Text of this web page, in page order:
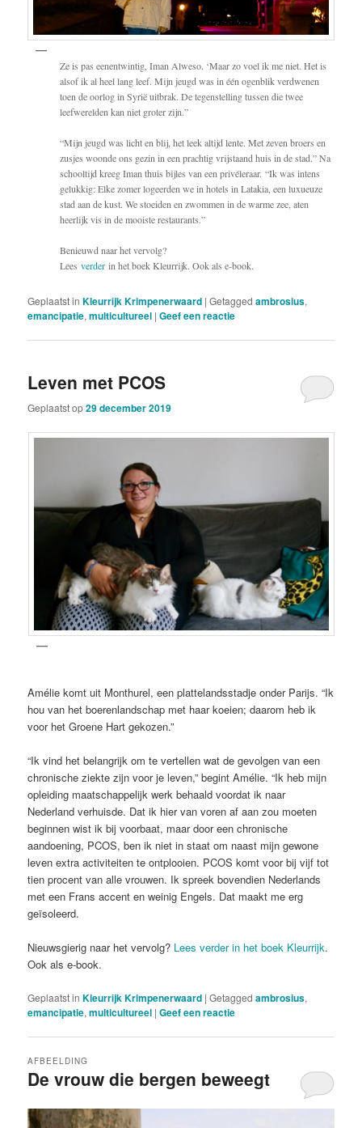
Ze is pas eenentwintig, Iman Alweso. ‘Maar zo voel ik me niet. Het is
alsof ik al heel lang leef. Mijn jeugd was in één ogenblik verdwenen
toen de oorlog in Syrië uitbrak. De tegenstelling tussen die twee
leefwerelden kan niet groter zijn.”
“Mijn jeugd was licht en blij, het leek altijd lente. Met zeven broers en
zusjes woonde ons gezin in een prachtig vrijstaand huis in de stad.” Na
schooltijd kreeg Iman thuis bijles van een privéleraar. “Ik was intens
gelukkig: Elke zomer logeerden we in hotels in Latakia, een luxueuze
stad aan de kust. We stoeiden en zwommen in de warme zee, aten
heerlijk vis in de mooiste restaurants.”
Benieuwd naar het vervolg?
Leesverder in het boek Kleurrijk. Ook als e-book.
Geplaatst in Kleurrijk Krimpenerwaard |Getagged ambrosius,
emancipatie,multicultureel |Geef een reactie
Leven met PCOS
Geplaatst op29 december 2019
Amélie komt uit Monthurel, een plattelandsstadje onder Parijs. “Ik
hou van het boerenlandschap met haar koeien; daarom heb ik
voor het Groene Hart gekozen.”
“Ik vind het belangrijk om te vertellen wat de gevolgen van een
chronische ziekte zijn voor je leven,” begint Amélie. “Ik heb mijn
opleiding maatschappelijk werk behaald voordat ik naar
Nederland verhuisde. Dat ik hier van voren af aan zou moeten
beginnen wist ik bij voorbaat, maar door een chronische
aandoening, PCOS, ben ik niet in staat om naast mijn gewone
leven extra activiteiten te ontplooien. PCOS komt voor bij vijf tot
tien procent van alle vrouwen. Ik spreek bovendien Nederlands
met een Frans accent en weinig Engels. Dat maakt me erg
geïsoleerd.
Nieuwsgierig naar het vervolg? Lees verder in het boek Kleurrijk.
Ook als e-book.
Geplaatst in Kleurrijk Krimpenerwaard |Getagged ambrosius,
emancipatie,multicultureel |Geef een reactie
De vrouw die bergen beweegt
AFBEELDING